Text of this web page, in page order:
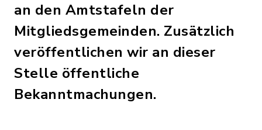
an den Amtstafeln der
Mitgliedsgemeinden. Zusätzlich
veröffentlichen wir an dieser
Stelle öffentliche
Bekanntmachungen.